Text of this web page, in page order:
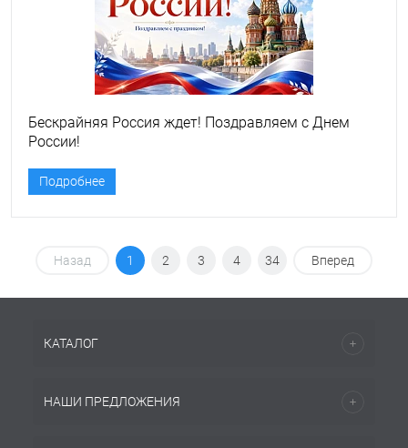
Бескрайняя Россия ждет! Поздравляем с Днем
России!
Подробнее
Назад 1 2 3 4 34 Вперед
КАТАЛОГ
НАШИ ПРЕДЛОЖЕНИЯ